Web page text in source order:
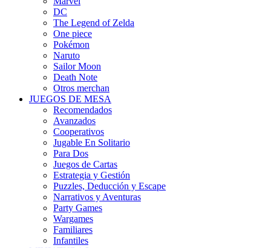
DC
The Legend of Zelda
One piece
Pokémon
Naruto
Sailor Moon
Death Note
Otros merchan
JUEGOS DE MESA
Recomendados
Avanzados
Cooperativos
Jugable En Solitario
Para Dos
Juegos de Cartas
Estrategia y Gestión
Puzzles, Deducción y Escape
Narrativos y Aventuras
Party Games
Wargames
Familiares
Infantiles